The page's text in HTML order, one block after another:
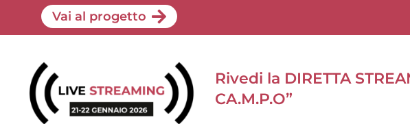
Vai al progetto
Rivedi la DIRETTA
CA.M.P.O”